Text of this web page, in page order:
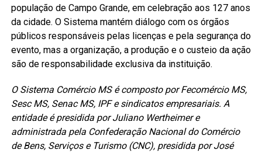
população de Campo Grande, em celebração aos 127 anos
da cidade. O Sistema mantém diálogo com os órgãos
públicos responsáveis pelas licenças e pela segurança do
evento, mas a organização, a produção e o custeio da ação
são de responsabilidade exclusiva da instituição.
O Sistema Comércio MS é composto por Fecomércio MS,
Sesc MS, Senac MS, IPF e sindicatos empresariais. A
entidade é presidida por Juliano Wertheimer e
administrada pela Confederação Nacional do Comércio
de Bens, Serviços e Turismo (CNC), presidida por José